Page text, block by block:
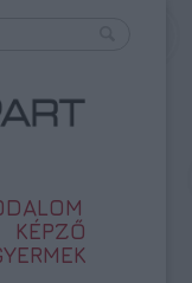
KÉPZŐ